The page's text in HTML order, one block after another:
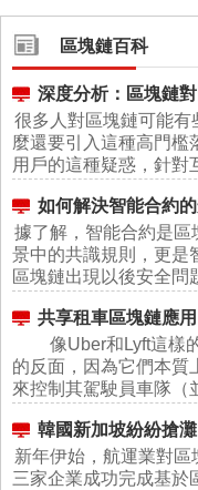
區塊鏈百科
深度分析：區塊鏈
很多人對區塊鏈可能
麼還要引入這種高門檻
用戶的這種疑惑，針對
如何解決智能合約
據了解，智能合約是
景中的共識規則，更是
區塊鏈出現以後安全問
共享租車區塊鏈應用
像Uber和Lyft這樣的
的反面，因為它們本質
來控制其駕駛員車隊（
韓國新加坡紛紛搶
新年伊始，航運業對
三家企業成功完成基於